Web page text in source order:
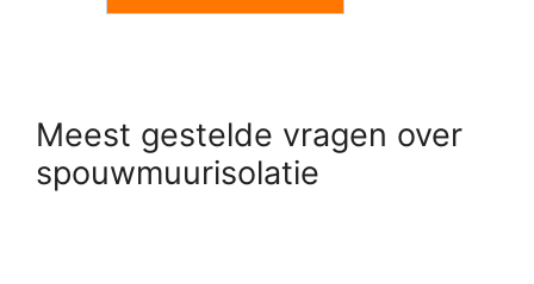
Meest gestelde vragen over
spouwmuurisolatie